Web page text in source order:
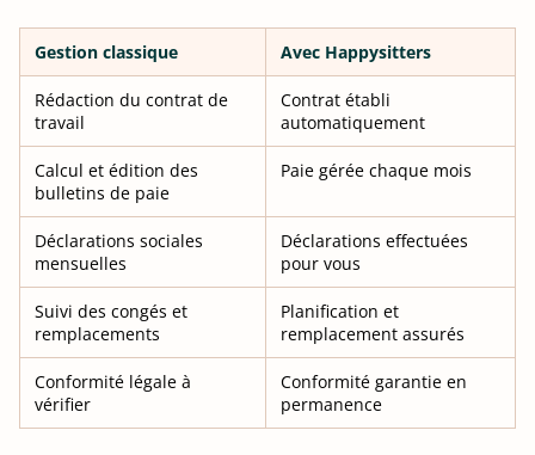
Gestion classique Avec Happysitters
Rédaction du contrat de
travail
Contrat établi
automatiquement
Calcul et édition des
bulletins de paie
Paie gérée chaque mois
Déclarations sociales
mensuelles
Déclarations effectuées
pour vous
Suivi des congés et
remplacements
Planification et
remplacement assurés
Conformité légale à
vérifier
Conformité garantie en
permanence